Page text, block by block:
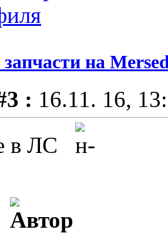
на
: 16.11. 16,
в ЛС